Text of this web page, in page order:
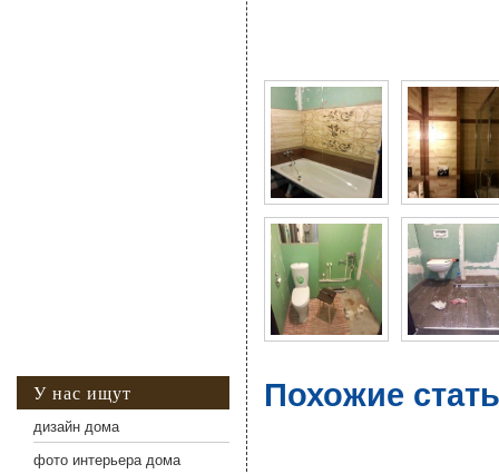
Похожие
У нас ищут
дизайн дома
фото интерьера дома